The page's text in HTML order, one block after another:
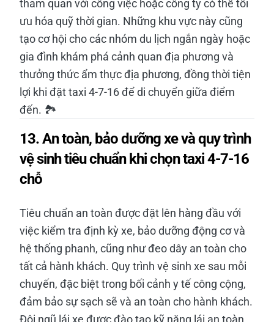
tham quan với công việc hoặc công ty có thể tối
ưu hóa quỹ thời gian. Những khu vực này cũng
tạo cơ hội cho các nhóm du lịch ngắn ngày hoặc
gia đình khám phá cảnh quan địa phương và
thưởng thức ẩm thực địa phương, đồng thời tiện
lợi khi đặt taxi 4-7-16 để di chuyển giữa điểm
đến. 🏞️
13. An toàn, bảo dưỡng xe và quy trình
vệ sinh tiêu chuẩn khi chọn taxi 4-7-16
chỗ
Tiêu chuẩn an toàn được đặt lên hàng đầu với
việc kiểm tra định kỳ xe, bảo dưỡng động cơ và
hệ thống phanh, cũng như đeo dây an toàn cho
tất cả hành khách. Quy trình vệ sinh xe sau mỗi
chuyến, đặc biệt trong bối cảnh y tế công cộng,
đảm bảo sự sạch sẽ và an toàn cho hành khách.
Đội ngũ lái xe được đào tạo kỹ năng lái an toàn,